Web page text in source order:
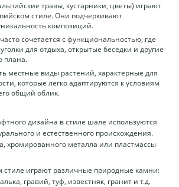
травы, кустарники, цветы) играют
стиле. Они подчеркивают
композиций.
сочетается с функциональностью, где
для отдыха, открытые беседки и другие
плана.
местные виды растений, характерные для
которые легко адаптируются к условиям
общий облик.
дизайна в стиле шале используются
и естественного происхождения.
хромированного металла или пластмассы
стиле играют различные природные камни:
гравий, туф, известняк, гранит и т.д.